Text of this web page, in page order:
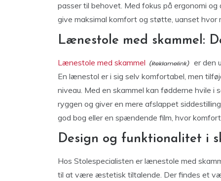
passer til behovet. Med fokus på ergonomi
give maksimal komfort og støtte, uanset hvor
Lænestole med skammel:
Lænestole med skammel
er den
En lænestol er i sig selv komfortabel, men
niveau. Med en skammel kan fødderne hvile
ryggen og giver en mere afslappet
god bog eller en spændende film, hvor
Design og funktionalitet i
Hos Stolespecialisten er lænestole med
til at være æstetisk tiltalende. Der findes et